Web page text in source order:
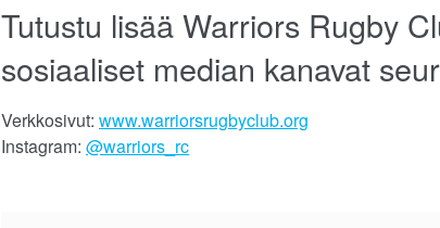
Tutustu lisää Warriors Rugby
sosiaaliset median kanavat
Verkkosivut: www.warriorsrugbyclub.org
Instagram: @warriors_rc